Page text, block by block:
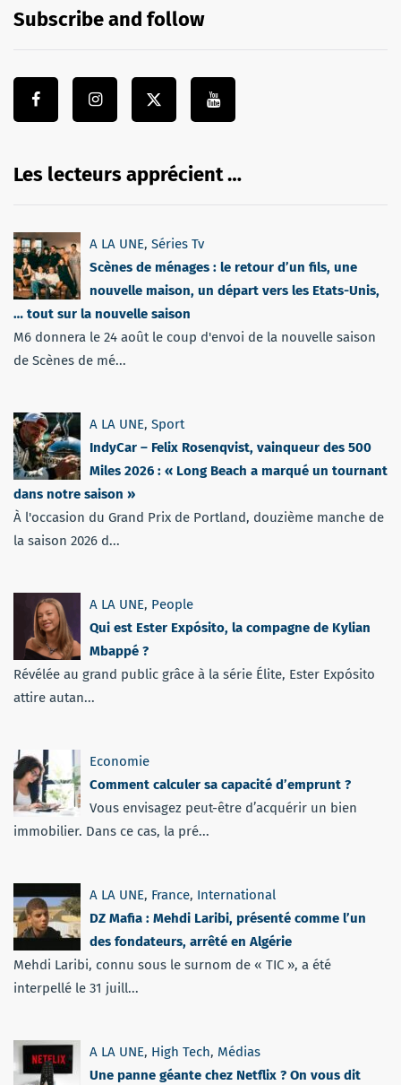
Subscribe and follow
Les lecteurs apprécient …
A LA UNE, Séries Tv
Scènes de ménages : le retour d’un fils, une
nouvelle maison, un départ vers les Etats-Unis,
… tout sur la nouvelle saison
M6 donnera le 24 août le coup d'envoi de la nouvelle saison
de Scènes de mé...
A LA UNE, Sport
IndyCar – Felix Rosenqvist, vainqueur des 500
Miles 2026 : « Long Beach a marqué un tournant
dans notre saison »
À l'occasion du Grand Prix de Portland, douzième manche de
la saison 2026 d...
A LA UNE, People
Qui est Ester Expósito, la compagne de Kylian
Mbappé ?
Révélée au grand public grâce à la série Élite, Ester Expósito
attire autan...
Economie
Comment calculer sa capacité d’emprunt ?
Vous envisagez peut-être d’acquérir un bien
immobilier. Dans ce cas, la pré...
A LA UNE, France, International
DZ Mafia : Mehdi Laribi, présenté comme l’un
des fondateurs, arrêté en Algérie
Mehdi Laribi, connu sous le surnom de « TIC », a été
interpellé le 31 juill...
A LA UNE, High Tech, Médias
Une panne géante chez Netflix ? On vous dit